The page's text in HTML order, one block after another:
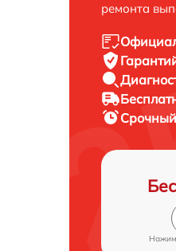
ремонта